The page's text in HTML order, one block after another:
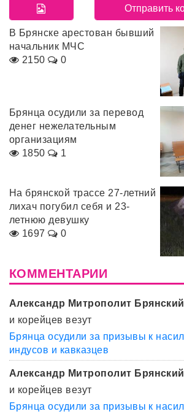
В Брянске арестован бывший
начальник МЧС
2150
0
Брянца осудили за перевод
денег нежелательным
организациям
1850
1
На брянской трассе 27-летний
лихач погубил себя и 23-
летнюю девушку
1697
0
КОММЕНТАРИИ
Александр Митрополит
и корейцев везут
Брянца осудили за призывы к
индусов и кавказцев
Александр Митрополит
и корейцев везут
Брянца осудили за призывы к